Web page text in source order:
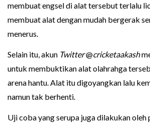
membuat engsel di alat tersebut terlalu
membuat alat dengan mudah bergerak
menerus.
Selain itu, akun Twitter@cricketaakash
untuk membuktikan alat olahrahga
arena hantu. Alat itu digoyangkan lalu
namun tak berhenti.
Uji coba yang serupa juga dilakukan